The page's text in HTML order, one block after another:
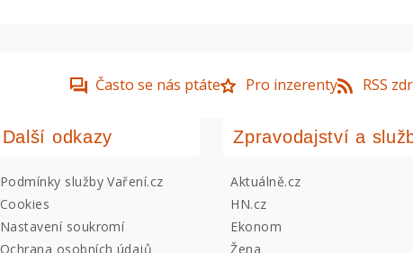
Často se nás ptáte Pro inzerenty RSS
Další odkazy
Podmínky služby Vaření.cz
Cookies
Nastavení soukromí
Ochrana osobních údajů
Zpravodajství a
Aktuálně.cz
HN.cz
Ekonom
Žena